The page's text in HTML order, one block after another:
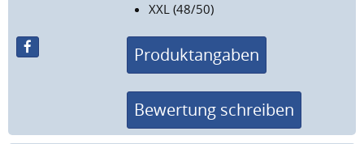
XXL (48/50)
Produktangaben
Bewertung schreiben